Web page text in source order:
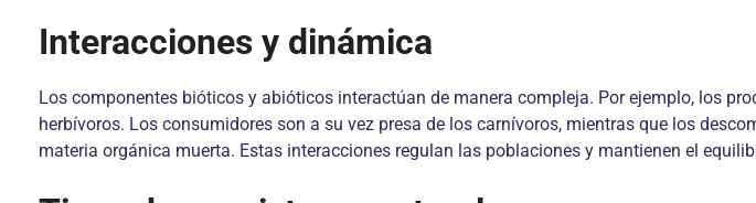
Interacciones y dinámica
Los componentes bióticos y abióticos interactúan de manera compleja. Por ejemplo, los
herbívoros. Los consumidores son a su vez presa de los carnívoros, mientras que los
materia orgánica muerta. Estas interacciones regulan las poblaciones y mantienen el